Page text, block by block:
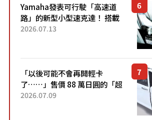
Yamaha發表可行駛「高速道
路」的新型小型速克達！ 搭載
能享受超強勁「渦輪感」的動
2026.07.13
「以後可能不會再開輕卡
了……」售價 88 萬日圓的「超
迷你輕型貨車」引發兩極評
2026.07.09